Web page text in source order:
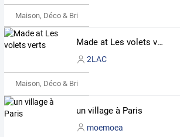
Maison, Déco & Bricolage
Made at Les volets verts
2LAC
Maison, Déco & Bricolage
un village à Paris
moemoea